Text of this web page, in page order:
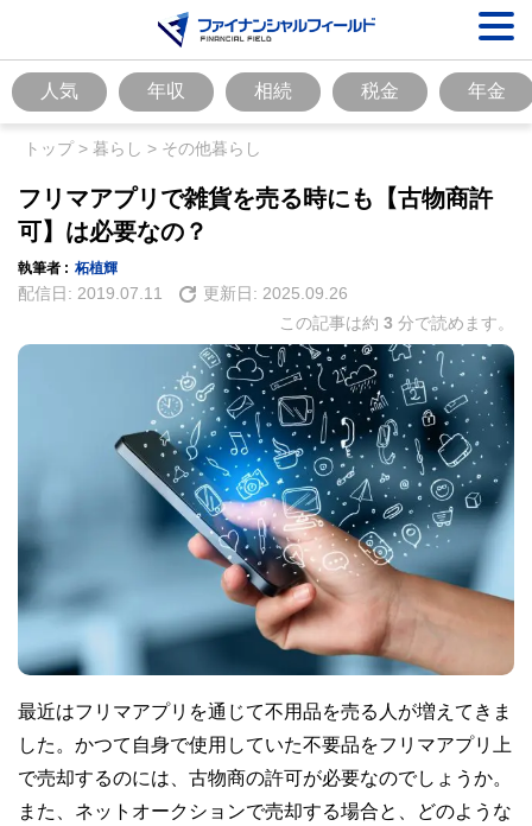
人気 年収 相続 税金 年金
トップ> 暮らし > その他暮らし
フリマアプリで雑貨を売る時にも【古物商許
可】は必要なの？
執筆者 : 柘植輝
配信日: 2019.07.11 更新日: 2025.09.26
この記事は約 3 分で読めます。
最近はフリマアプリを通じて不用品を売る人が増えてきま
した。かつて自身で使用していた不要品をフリマアプリ上
で売却するのには、古物商の許可が必要なのでしょうか。
また、ネットオークションで売却する場合と、どのような